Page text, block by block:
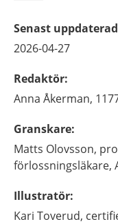
Senast uppdaterad
2026-04-27
Redaktör:
Anna Åkerman,
Granskare:
Matts Olovsson,
förlossningsläkare,
Illustratör:
Kari Toverud,